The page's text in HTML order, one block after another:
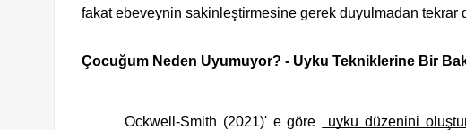
fakat ebeveynin sakinleştirmesine gerek duyulmadan tekrar
Çocuğum Neden Uyumuyor? - Uyku Tekniklerine Bir
Ockwell-Smith (2021)' e göre
uyku düzenini